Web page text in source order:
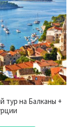
тур на Балканы +